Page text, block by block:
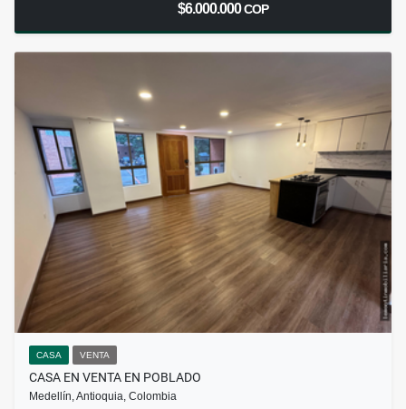
$6.000.000COP
CASA VENTA
CASA EN VENTA EN POBLADO
Medellín, Antioquia, Colombia